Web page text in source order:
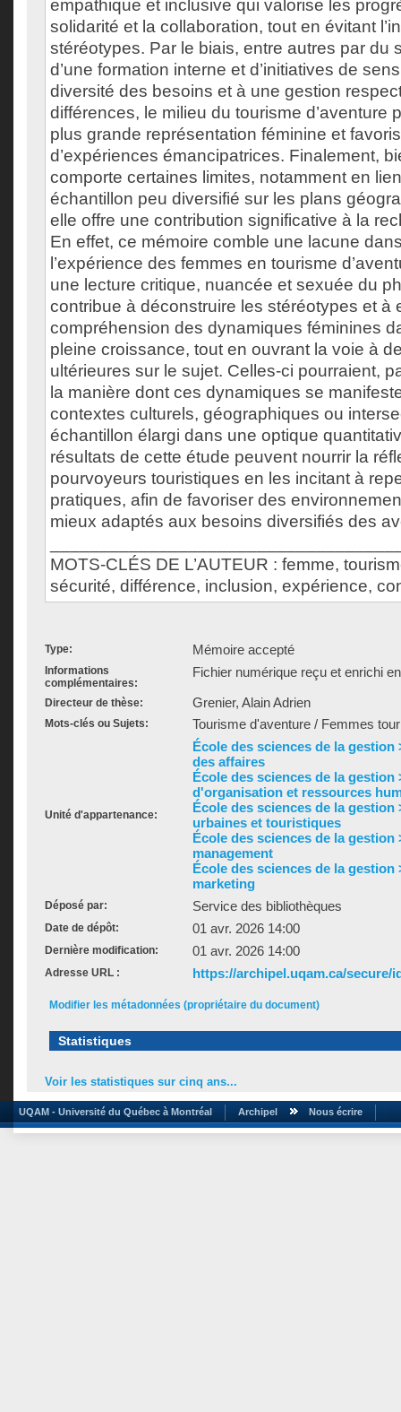
empathique et inclusive qui valorise les
solidarité et la collaboration, tout en évitant
stéréotypes. Par le biais, entre autres par du
d’une formation interne et d’initiatives de
diversité des besoins et à une gestion
différences, le milieu du tourisme d’aventure
plus grande représentation féminine et
d’expériences émancipatrices. Finalement,
comporte certaines limites, notamment en
échantillon peu diversifié sur les plans
elle offre une contribution significative à la
En effet, ce mémoire comble une lacune
l’expérience des femmes en tourisme
une lecture critique, nuancée et sexuée du
contribue à déconstruire les stéréotypes et à
compréhension des dynamiques féminines
pleine croissance, tout en ouvrant la voie à
ultérieures sur le sujet. Celles-ci pourraient,
la manière dont ces dynamiques se
contextes culturels, géographiques ou
échantillon élargi dans une optique
résultats de cette étude peuvent nourrir la
pourvoyeurs touristiques en les incitant à
pratiques, afin de favoriser des
mieux adaptés aux besoins diversifiés des
MOTS-CLÉS DE L’AUTEUR : femme,
sécurité, différence, inclusion, expérience,
Type: Mémoire accepté
Informations
complémentaires:
Fichier numérique reçu et enrichi
Directeur de thèse: Grenier, Alain Adrien
Mots-clés ou Sujets: Tourisme d'aventure / Femmes
Unité d'appartenance:
École des sciences de la gestion
des affaires
École des sciences de la gestion
d'organisation et ressources
École des sciences de la
urbaines et touristiques
École des sciences de la gestion
management
École des sciences de la gestion
marketing
Déposé par: Service des bibliothèques
Date de dépôt: 01 avr. 2026 14:00
Dernière modification: 01 avr. 2026 14:00
Adresse URL : https://archipel.uqam.ca/secure/
Modifier les métadonnées (propriétaire du document)
Statistiques
Voir les statistiques sur cinq ans...
UQAM - Université du Québec à Montréal Archipel Nous écrire